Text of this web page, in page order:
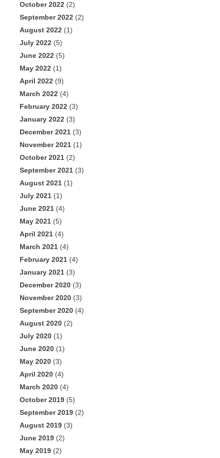
October 2022 (2)
September 2022 (2)
August 2022 (1)
July 2022 (5)
June 2022 (5)
May 2022 (1)
April 2022 (9)
March 2022 (4)
February 2022 (3)
January 2022 (3)
December 2021 (3)
November 2021 (1)
October 2021 (2)
September 2021 (3)
August 2021 (1)
July 2021 (1)
June 2021 (4)
May 2021 (5)
April 2021 (4)
March 2021 (4)
February 2021 (4)
January 2021 (3)
December 2020 (3)
November 2020 (3)
September 2020 (4)
August 2020 (2)
July 2020 (1)
June 2020 (1)
May 2020 (3)
April 2020 (4)
March 2020 (4)
October 2019 (5)
September 2019 (2)
August 2019 (3)
June 2019 (2)
May 2019 (2)